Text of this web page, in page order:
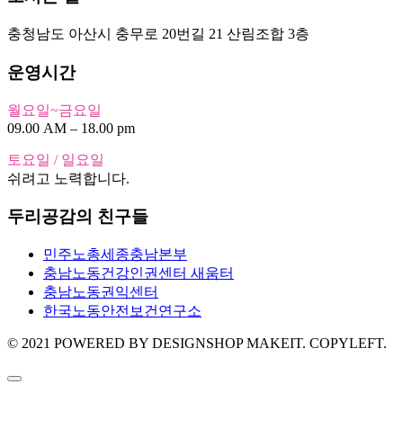
충청남도 아산시 충무로 20번길 21 산림조합 3층
운영시간
월요일~금요일
09.00 AM – 18.00 pm
토요일 / 일요일
쉬려고 노력합니다.
두리공감의 친구들
민주노총세종충남본부
충남노동건강인권센터 새움터
충남노동권익센터
한국노동안전보건연구소
© 2021 POWERED BY DESIGNSHOP MAKEIT. COPYLEFT.